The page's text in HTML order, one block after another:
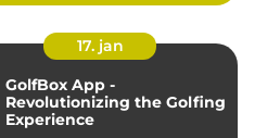
17. jan
GolfBox App -
Revolutionizing the Golfing
Experience